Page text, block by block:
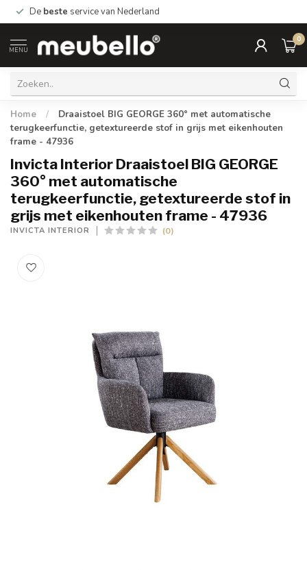
De beste service van Nederland
MENU
0
Home /
Draaistoel BIG GEORGE 360° met automatische
terugkeerfunctie, getextureerde stof in grijs met eikenhouten
frame - 47936
Invicta Interior Draaistoel BIG GEORGE
360° met automatische
terugkeerfunctie, getextureerde stof in
grijs met eikenhouten frame - 47936
INVICTA INTERIOR (0)